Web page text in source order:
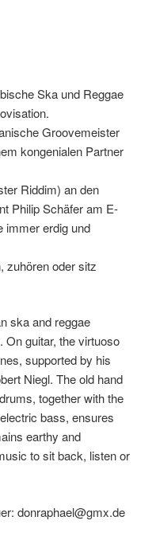
Ska und Reggae
Groovemeister
kongenialen Partner
Riddim) an den
Philip Schäfer am E-
immer erdig und
zuhören oder sitz
ska and reggae
guitar, the virtuoso
supported by his
Niegl. The old hand
together with the
bass, ensures
earthy and
to sit back, listen or
donraphael@gmx.de